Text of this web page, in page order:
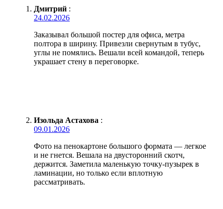
Дмитрий :
24.02.2026
Заказывал большой постер для офиса, метра
полтора в ширину. Привезли свернутым в тубус,
углы не помялись. Вешали всей командой, теперь
украшает стену в переговорке.
Изольда Астахова :
09.01.2026
Фото на пенокартоне большого формата — легкое
и не гнется. Вешала на двусторонний скотч,
держится. Заметила маленькую точку-пузырек в
ламинации, но только если вплотную
рассматривать.